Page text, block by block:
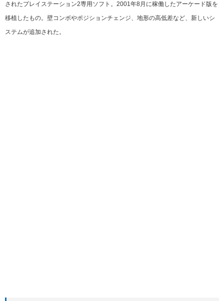
されたプレイステーション2専用ソフト。2001年8月に稼働したアーケード版を
移植したもの。壁コンボやポジションチェンジ、地形の高低差など、新しいシ
ステムが追加された。